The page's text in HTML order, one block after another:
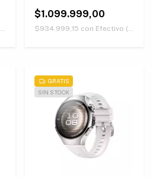
$1.099.999,00
$934.999,15 con Efectivo (Únicamente retirando en nuestras sucursales)
SIN STOCK
GRATIS